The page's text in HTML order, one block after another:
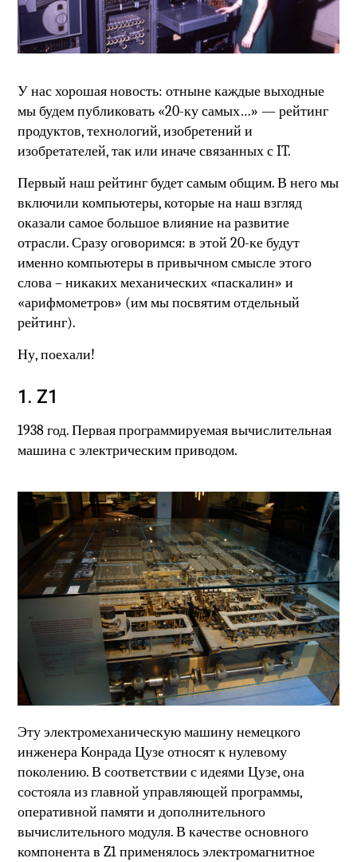
У нас хорошая новость: отныне каждые выходные
мы будем публиковать «20-ку самых…» — рейтинг
продуктов, технологий, изобретений и
изобретателей, так или иначе связанных с IT.
Первый наш рейтинг будет самым общим. В него мы
включили компьютеры, которые на наш взгляд
оказали самое большое влияние на развитие
отрасли. Сразу оговоримся: в этой 20-ке будут
именно компьютеры в привычном смысле этого
слова – никаких механических «паскалин» и
«арифмометров» (им мы посвятим отдельный
рейтинг).
Ну, поехали!
1. Z1
1938 год. Первая программируемая вычислительная
машина с электрическим приводом.
Эту электромеханическую машину немецкого
инженера Конрада Цузе относят к нулевому
поколению. В соответствии с идеями Цузе, она
состояла из главной управляющей программы,
оперативной памяти и дополнительного
вычислительного модуля. В качестве основного
компонента в Z1 применялось электромагнитное